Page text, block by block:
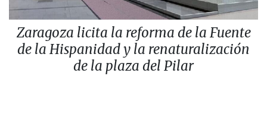
Zaragoza licita la reforma de la Fuente
de la Hispanidad y la renaturalización
de la plaza del Pilar